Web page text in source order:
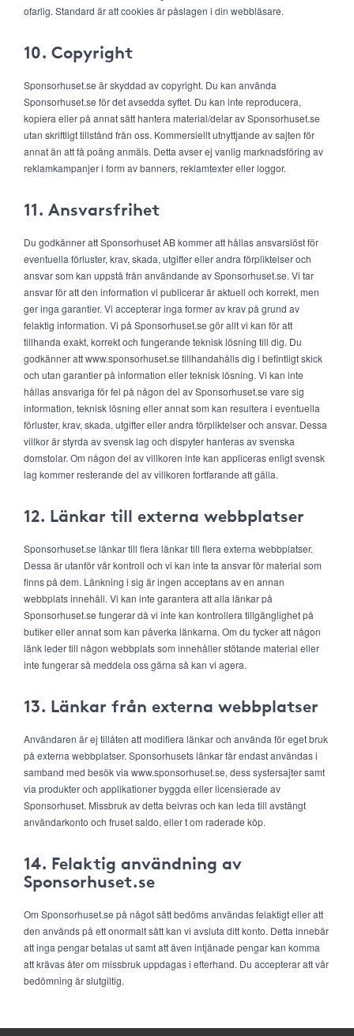
ofarlig. Standard är att cookies är påslagen i din webbläsare.
10. Copyright
Sponsorhuset.se är skyddad av copyright. Du kan använda
Sponsorhuset.se för det avsedda syftet. Du kan inte reproducera,
kopiera eller på annat sätt hantera material/delar av Sponsorhuset.se
utan skriftligt tillstånd från oss. Kommersiellt utnyttjande av sajten för
annat än att få poäng anmäls. Detta avser ej vanlig marknadsföring av
reklamkampanjer i form av banners, reklamtexter eller loggor.
11. Ansvarsfrihet
Du godkänner att Sponsorhuset AB kommer att hållas ansvarslöst för
eventuella förluster, krav, skada, utgifter eller andra förpliktelser och
ansvar som kan uppstå från användande av Sponsorhuset.se. Vi tar
ansvar för att den information vi publicerar är aktuell och korrekt, men
ger inga garantier. Vi accepterar inga former av krav på grund av
felaktig information. Vi på Sponsorhuset.se gör allt vi kan för att
tillhanda exakt, korrekt och fungerande teknisk lösning till dig. Du
godkänner att www.sponsorhuset.se tillhandahålls dig i befintligt skick
och utan garantier på information eller teknisk lösning. Vi kan inte
hållas ansvariga för fel på någon del av Sponsorhuset.se vare sig
information, teknisk lösning eller annat som kan resultera i eventuella
förluster, krav, skada, utgifter eller andra förpliktelser och ansvar. Dessa
villkor är styrda av svensk lag och dispyter hanteras av svenska
domstolar. Om någon del av villkoren inte kan appliceras enligt svensk
lag kommer resterande del av villkoren fortfarande att gälla.
12. Länkar till externa webbplatser
Sponsorhuset.se länkar till flera länkar till flera externa webbplatser.
Dessa är utanför vår kontroll och vi kan inte ta ansvar för material som
finns på dem. Länkning i sig är ingen acceptans av en annan
webbplats innehåll. Vi kan inte garantera att alla länkar på
Sponsorhuset.se fungerar då vi inte kan kontrollera tillgänglighet på
butiker eller annat som kan påverka länkarna. Om du tycker att någon
länk leder till någon webbplats som innehåller stötande material eller
inte fungerar så meddela oss gärna så kan vi agera.
13. Länkar från externa webbplatser
Användaren är ej tillåten att modifiera länkar och använda för eget bruk
på externa webbplatser. Sponsorhusets länkar får endast användas i
samband med besök via www.sponsorhuset.se, dess systersajter samt
via produkter och applikationer byggda eller licensierade av
Sponsorhuset. Missbruk av detta beivras och kan leda till avstängt
användarkonto och fruset saldo, eller t om raderade köp.
14. Felaktig användning av
Sponsorhuset.se
Om Sponsorhuset.se på något sätt bedöms användas felaktigt eller att
den används på ett onormalt sätt kan vi avsluta ditt konto. Detta innebär
att inga pengar betalas ut samt att även intjänade pengar kan komma
att krävas åter om missbruk uppdagas i efterhand. Du accepterar att vår
bedömning är slutgiltig.